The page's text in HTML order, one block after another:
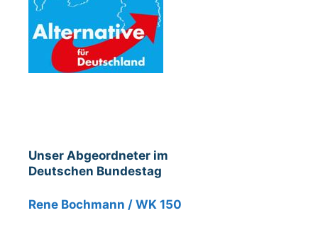
Unser Abgeordneter im
Deutschen Bundestag
Rene Bochmann / WK 150